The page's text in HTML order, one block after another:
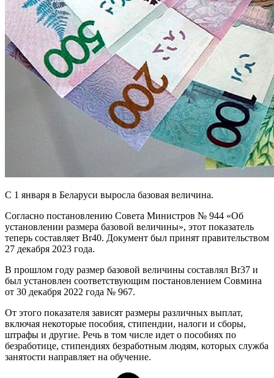
С 1 января в Беларуси выросла базовая величина.
Согласно постановлению Совета Министров № 944 «Об
установлении размера базовой величины», этот показатель
теперь составляет Br40. Документ был принят правительством
27 декабря 2023 года.
В прошлом году размер базовой величины составлял Br37 и
был установлен соответствующим постановлением Совмина
от 30 декабря 2022 года № 967.
От этого показателя зависят размеры различных выплат,
включая некоторые пособия, стипендии, налоги и сборы,
штрафы и другие. Речь в том числе идет о пособиях по
безработице, стипендиях безработным людям, которых служба
занятости направляет на обучение.